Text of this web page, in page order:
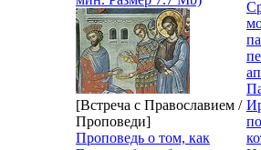
[Встреча с Православием /
Проповеди]
Проповедь о том, как